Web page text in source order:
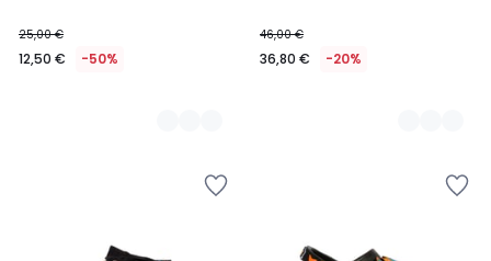
25,00 €
12,50 € -50%
46,00 €
36,80 € -20%